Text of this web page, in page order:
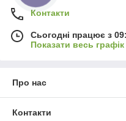
Контакти
Сьогодні працює з
Показати весь
Про нас
Контакти